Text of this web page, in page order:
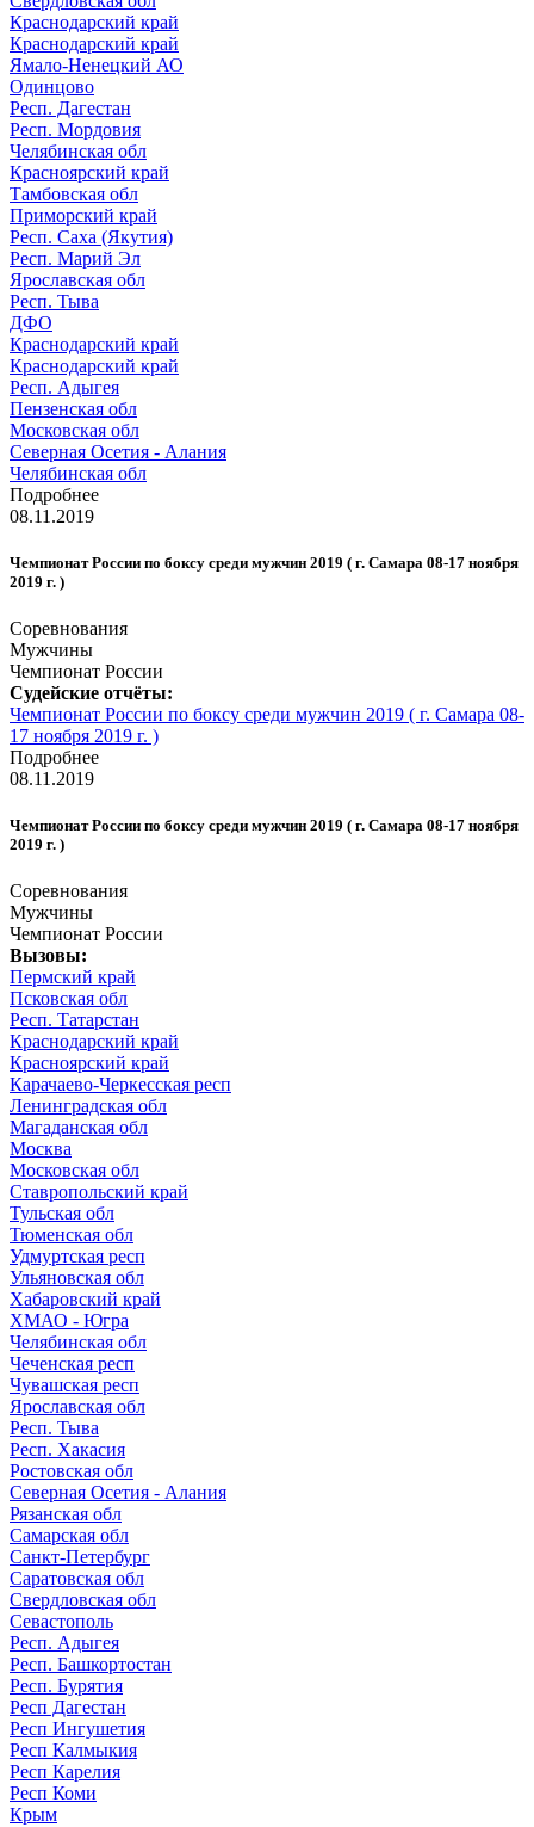
Краснодарский край
Краснодарский край
Ямало-Ненецкий АО
Одинцово
Респ. Дагестан
Респ. Мордовия
Челябинская обл
Красноярский край
Тамбовская обл
Приморский край
Респ. Саха (Якутия)
Респ. Марий Эл
Ярославская обл
Респ. Тыва
ДФО
Краснодарский край
Краснодарский край
Респ. Адыгея
Пензенская обл
Московская обл
Северная Осетия - Алания
Челябинская обл
Подробнее
08.11.2019
Чемпионат России по боксу среди мужчин 2019 ( г. Самара 08-17 ноября
2019 г. )
Соревнования
Мужчины
Чемпионат России
Судейские отчёты:
Чемпионат России по боксу среди мужчин 2019 ( г. Самара 08-
17 ноября 2019 г. )
Подробнее
08.11.2019
Чемпионат России по боксу среди мужчин 2019 ( г. Самара 08-17 ноября
2019 г. )
Соревнования
Мужчины
Чемпионат России
Вызовы:
Пермский край
Псковская обл
Респ. Татарстан
Краснодарский край
Красноярский край
Карачаево-Черкесская респ
Ленинградская обл
Магаданская обл
Москва
Московская обл
Ставропольский край
Тульская обл
Тюменская обл
Удмуртская респ
Ульяновская обл
Хабаровский край
ХМАО - Югра
Челябинская обл
Чеченская респ
Чувашская респ
Ярославская обл
Респ. Тыва
Респ. Хакасия
Ростовская обл
Северная Осетия - Алания
Рязанская обл
Самарская обл
Санкт-Петербург
Саратовская обл
Свердловская обл
Севастополь
Респ. Адыгея
Респ. Башкортостан
Респ. Бурятия
Респ Дагестан
Респ Ингушетия
Респ Калмыкия
Респ Карелия
Респ Коми
Крым